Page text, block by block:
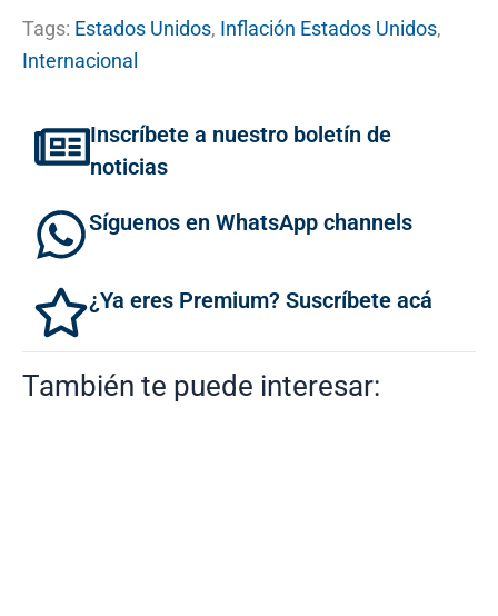
Tags: Estados Unidos, Inflación Estados Unidos,
Internacional
Inscríbete a nuestro boletín de
noticias
Síguenos en WhatsApp channels
¿Ya eres Premium? Suscríbete acá
También te puede interesar: